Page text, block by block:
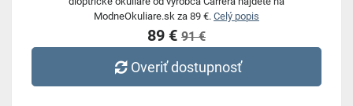
ModneOkuliare.sk za 89 €. Celý popis
89 € 91 €
Overiť dostupnosť